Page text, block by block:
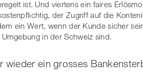
ist. Und viertens ein faires
der Zugriff auf die
ein Wert, wenn der Kunde sicher
in der Schweiz sind.
wieder ein grosses